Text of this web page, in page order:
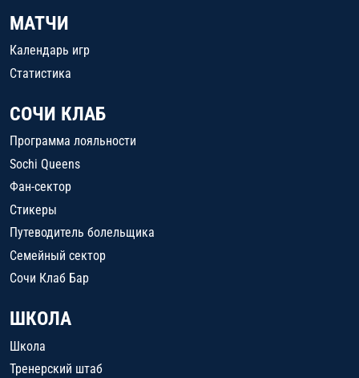
МАТЧИ
Календарь игр
Статистика
СОЧИ КЛАБ
Программа лояльности
Sochi Queens
Фан-сектор
Стикеры
Путеводитель болельщика
Семейный сектор
Сочи Клаб Бар
ШКОЛА
Школа
Тренерский штаб